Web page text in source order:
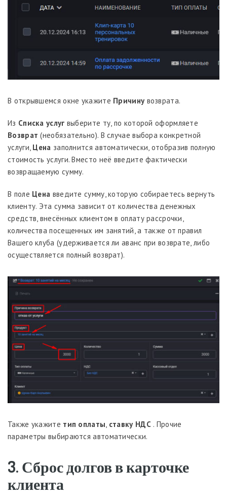
В открывшемся окне укажите Причинувозврата.
Из Списка услуг выберите ту, по которой оформляете
Возврат (необязательно). В случае выбора конкретной
услуги, Цена заполнится автоматически, отобразив полную
стоимость услуги. Вместо неё введите фактически
возвращаемую сумму.
В поле Цена введите сумму, которую собираетесь вернуть
клиенту. Эта сумма зависит от количества денежных
средств, внесённых клиентом в оплату рассрочки,
количества посещенных им занятий, а также от правил
Вашего клуба (удерживается ли аванс при возврате, либо
осуществляется полный возврат).
Также укажите тип оплаты ставку НДС . Прочие
параметры выбираются автоматически.
3. Сброс долгов в карточке
клиента